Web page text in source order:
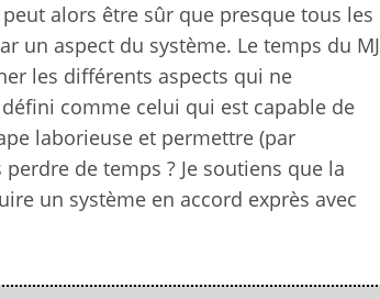
alors être sûr que presque tous les
un aspect du système. Le temps du MJ
les différents aspects qui ne
défini comme celui qui est capable de
laborieuse et permettre (par
de temps ? Je soutiens que la
un système en accord exprès avec